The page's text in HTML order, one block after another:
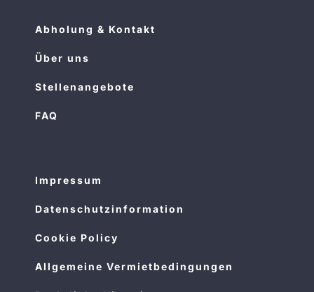
Abholung & Kontakt
Über uns
Stellenangebote
FAQ
Impressum
Datenschutzinformation
Cookie Policy
Allgemeine Vermietbedingungen